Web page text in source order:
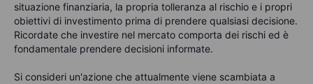
situazione finanziaria, la propria tolleranza al rischio e i propri
obiettivi di investimento prima di prendere qualsiasi decisione.
Ricordate che investire nel mercato comporta dei rischi ed è
fondamentale prendere decisioni informate.
Si consideri un'azione che attualmente viene scambiata a